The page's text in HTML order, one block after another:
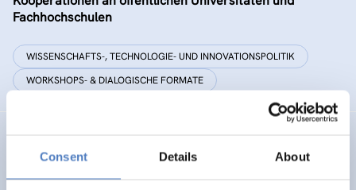
Consent Details About
Fachhochschulen
WISSENSCHAFTS-, TECHNOLOGIE- UND INNOVATIONSPOLITIK
WORKSHOPS- & DIALOGISCHE FORMATE
Social innovation for climate change adaptation &